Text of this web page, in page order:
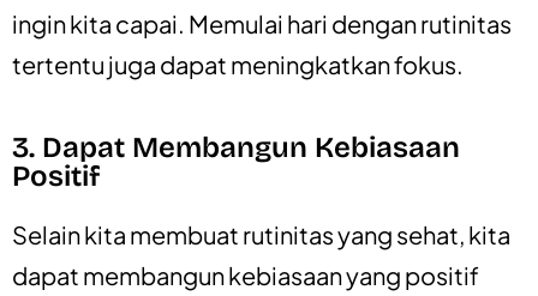
ingin kita capai. Memulai hari dengan rutinitas
tertentu juga dapat meningkatkan fokus.
3. Dapat Membangun Kebiasaan
Positif
Selain kita membuat rutinitas yang sehat, kita
dapat membangun kebiasaan yang positif